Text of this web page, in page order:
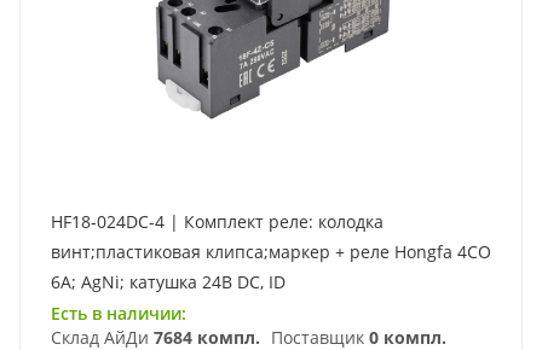
HF18-024DC-4 | Комплект реле: колодка
винт;пластиковая клипса;маркер + реле Hongfa 4CO
6A; AgNi; катушка 24B DC, ID
Есть в наличии:
Склад АйДи 7684 компл. Поставщик 0 компл.